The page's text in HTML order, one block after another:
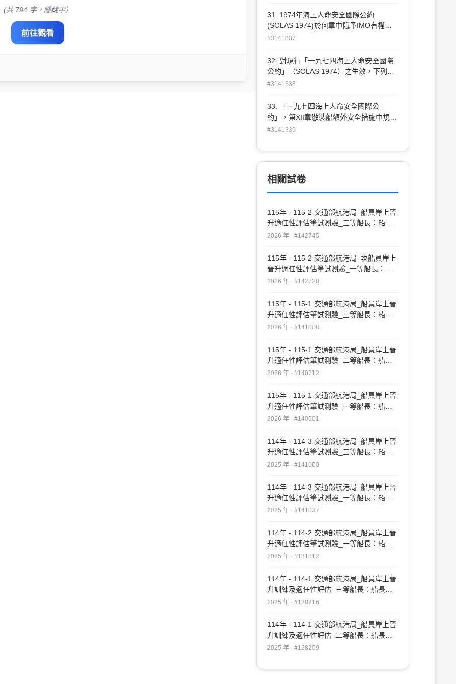
(共 794 字，隱藏中）
前往觀看
不得延期
31. 1974年海上人命安全國際公約
(SOLAS 1974)於何章中賦予IMO有權執
行海難調查權力 ？ (A)第I章/21條 (B)第II
#3141337
32. 對現行「一九七四海上人命安全國際
公約」（SOLAS 1974）之生效，下列的
敘述何 者為錯誤？ (A)至少締約國25國簽
世界商船隊 總噸位25％ (C)成為本公約締
約國之日起12個月生效 (D)本公約生效日
#3141338
33. 「一九七四海上人命安全國際公
約」，第XII章散裝船額外安全措施中規
定，貨艙之「水位偵測器」（Water level
艙深及"多少公尺以上"處？ (A)0.5 m (B)1
m (C)1.5 m (D)2 m
#3141339
相關試卷
115年 - 115-2 交通部航港局_船員岸上晉
升適任性評估筆試測驗_三等船長：船長
實務#142745
2026 年 · #142745
115年 - 115-2 交通部航港局_次船員岸上
晉升適任性評估筆試測驗_一等船長：船
長實務#142728
2026 年 · #142728
115年 - 115-1 交通部航港局_船員岸上晉
升適任性評估筆試測驗_三等船長：船長
實務#141008
2026 年 · #141008
115年 - 115-1 交通部航港局_船員岸上晉
升適任性評估筆試測驗_二等船長：船長
實務#140712
2026 年 · #140712
115年 - 115-1 交通部航港局_船員岸上晉
升適任性評估筆試測驗_一等船長：船長
實務#140601
2026 年 · #140601
114年 - 114-3 交通部航港局_船員岸上晉
升適任性評估筆試測驗_三等船長：船長
實務#141060
2025 年 · #141060
114年 - 114-3 交通部航港局_船員岸上晉
升適任性評估筆試測驗_一等船長：船長
實務#141037
2025 年 · #141037
114年 - 114-2 交通部航港局_船員岸上晉
升適任性評估筆試測驗_一等船長：船長
實務#131812
2025 年 · #131812
114年 - 114-1 交通部航港局_船員岸上晉
升訓練及適任性評估_三等船長：船長實
務#128216
2025 年 · #128216
114年 - 114-1 交通部航港局_船員岸上晉
升訓練及適任性評估_二等船長：船長實
務#128209
2025 年 · #128209